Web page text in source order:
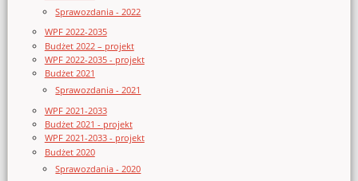
Sprawozdania - 2022
WPF 2022-2035
Budżet 2022 – projekt
WPF 2022-2035 - projekt
Budżet 2021
Sprawozdania - 2021
WPF 2021-2033
Budżet 2021 - projekt
WPF 2021-2033 - projekt
Budżet 2020
Sprawozdania - 2020